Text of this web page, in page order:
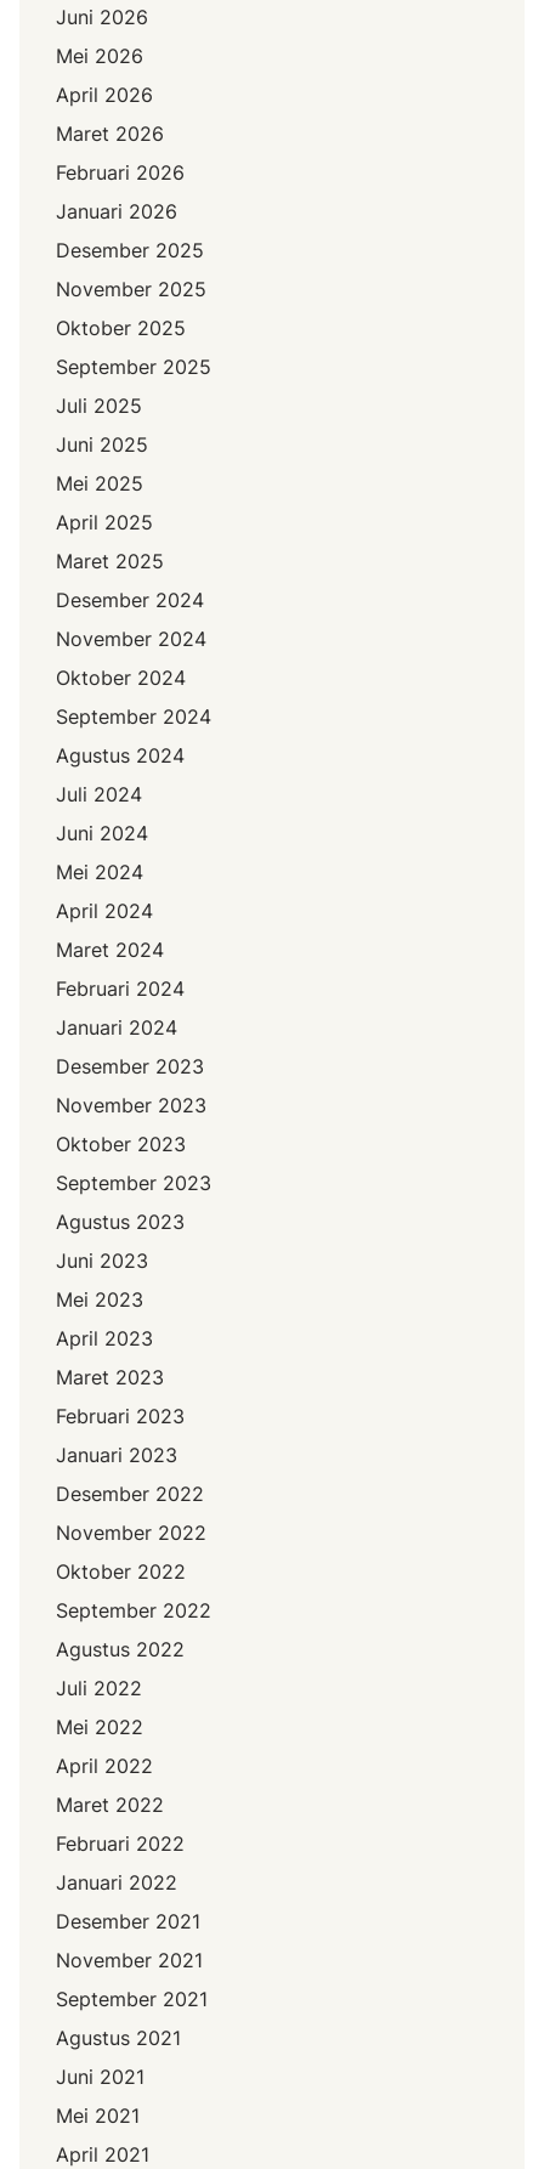
Juni 2026
Mei 2026
April 2026
Maret 2026
Februari 2026
Januari 2026
Desember 2025
November 2025
Oktober 2025
September 2025
Juli 2025
Juni 2025
Mei 2025
April 2025
Maret 2025
Desember 2024
November 2024
Oktober 2024
September 2024
Agustus 2024
Juli 2024
Juni 2024
Mei 2024
April 2024
Maret 2024
Februari 2024
Januari 2024
Desember 2023
November 2023
Oktober 2023
September 2023
Agustus 2023
Juni 2023
Mei 2023
April 2023
Maret 2023
Februari 2023
Januari 2023
Desember 2022
November 2022
Oktober 2022
September 2022
Agustus 2022
Juli 2022
Mei 2022
April 2022
Maret 2022
Februari 2022
Januari 2022
Desember 2021
November 2021
September 2021
Agustus 2021
Juni 2021
Mei 2021
April 2021